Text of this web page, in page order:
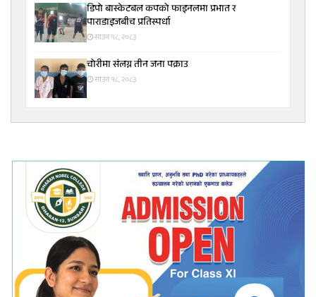
डिपो बास्केटबल कपको फाइनलमा प्रभात र
पाराडाइजबीच प्रतिस्पर्धा
साउन १८, २०८३
चोरीमा संलग्न तीन जना पक्राउ
साउन १८, २०८३